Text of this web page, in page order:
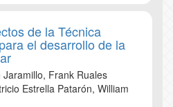
de la Técnica
el desarrollo de la
Frank Ruales
Estrella Patarón, William